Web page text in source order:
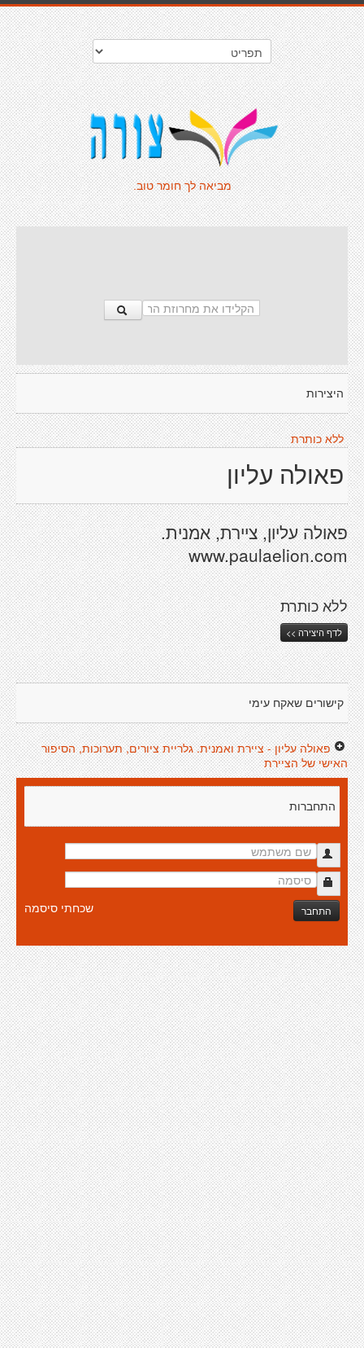
מביאה לך חומר טוב.
היצירות
ללא כותרת
פאולה עליון
פאולה עליון, ציירת, אמנית.
www.paulaelion.com
ללא כותרת
לדף היצירה >>
קישורים שאקח עימי
פאולה עליון - ציירת ואמנית. גלריית ציורים, תערוכות, הסיפור
האישי של הציירת
התחברות
התחבר שכחתי סיסמה